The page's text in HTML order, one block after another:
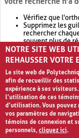
Vérifiez que
Supprimez les
rechercher
souvent plus de
Envisagez
retournera
NOTRE SITE WEB
REHAUSSER VOTRE
Le site web de
afin de recueillir des
expérience à ses
l’utilisation de ces
d’utilisation. Vous
vos paramètres de
témoins de connexion et
personnels,cliquez ici.